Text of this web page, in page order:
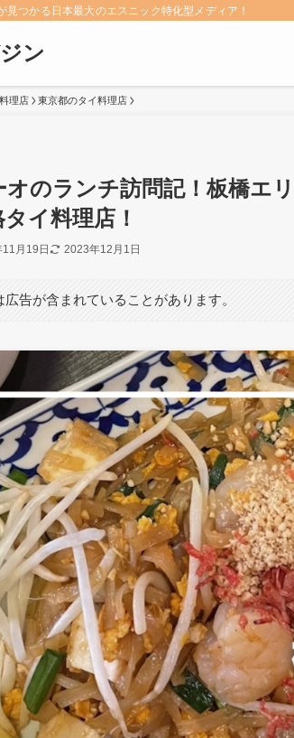
見つかる日本最大のエスニック特化型メディア！
ン
理店 東京都のタイ料理店
オのランチ訪問記！板橋エ
イ料理店！
月19日 2023年12月1日
告が含まれていることがあります。